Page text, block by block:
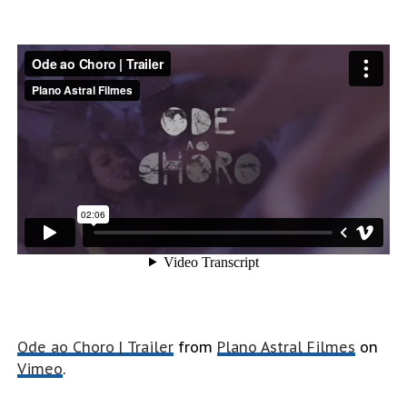
Ode ao Choro | Trailerfrom Plano Astral Filmes on
Vimeo.